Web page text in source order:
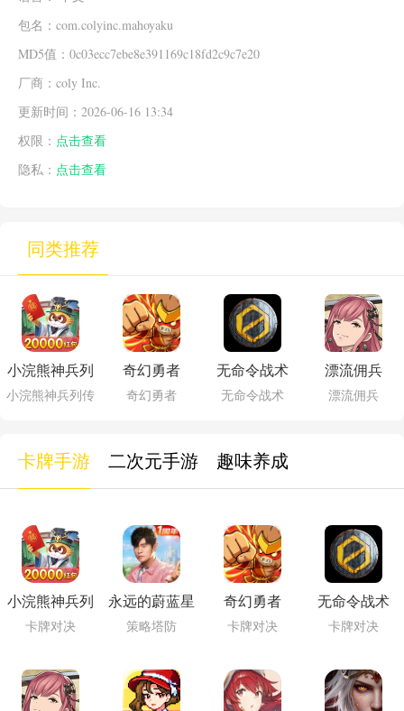
包名：com.colyinc.mahoyaku
MD5值：0c03ecc7ebe8e391169c18fd2c9c7e20
厂商：coly Inc.
更新时间：2026-06-16 13:34
权限： 点击查看
隐私： 点击查看
同类推荐
小浣熊神兵列
传
小浣熊神兵列传
奇幻勇者
奇幻勇者
无命令战术
无命令战术
漂流佣兵
漂流佣兵
卡牌手游 二次元手游 趣味养成
小浣熊神兵列
传
卡牌对决
永远的蔚蓝星
球
策略塔防
奇幻勇者
卡牌对决
无命令战术
卡牌对决